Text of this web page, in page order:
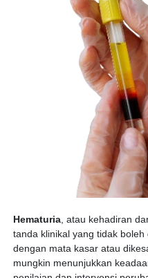
Hematuria, atau kehadiran
tanda klinikal yang tidak
dengan mata kasar atau
mungkin menunjukkan